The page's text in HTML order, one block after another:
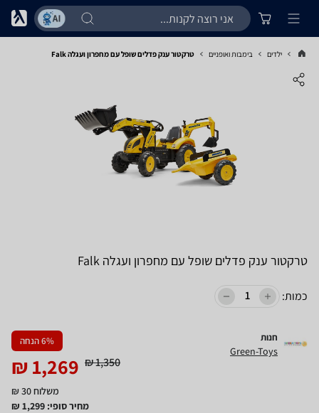
ילדים בימבות ואופניים טרקטור ענק פדלים שופל עם מחפרון ועגלה Falk
טרקטור ענק פדלים שופל עם מחפרון ועגלה Falk
כמות:
חנות
Green-Toys
6% הנחה
1,350
₪
1,269
₪
משלוח 30 ₪
מחיר סופי: 1,299
₪